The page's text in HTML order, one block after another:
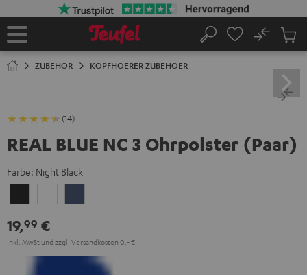
Startseite
Suche
No
ZUBEHÖR KOPFHOERER ZUBEHOER
(14)
REAL BLUE NC 3 Ohrpolster (Paar)
Farbe: Night Black
Black
White
19,99 €
Inkl. MwSt und zzgl. Versandkosten 0,‐ €